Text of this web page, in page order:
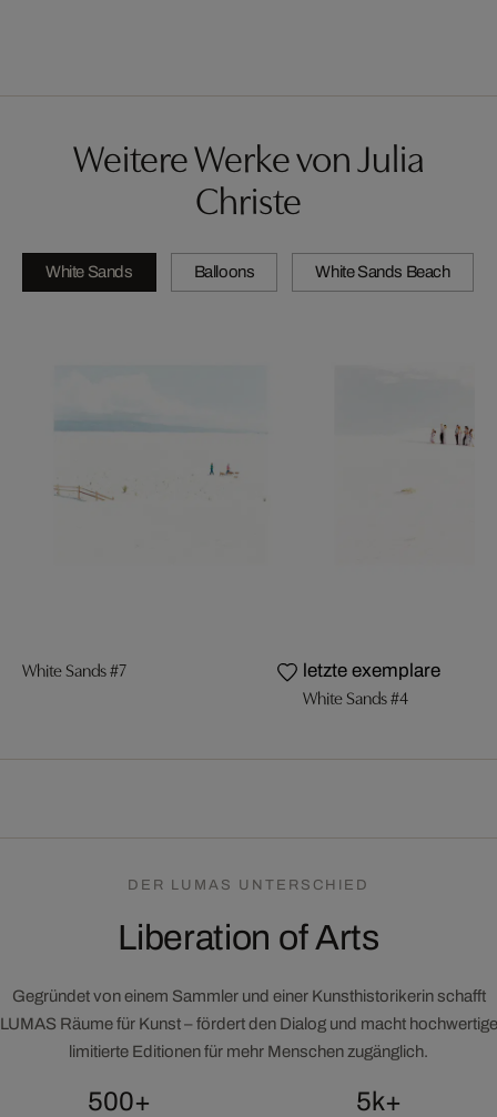
Weitere Werke von Julia
Christe
White Sands Balloons White Sands Beach
White Sands #7 letzte exemplare
White Sands #4
DER LUMAS UNTERSCHIED
Liberation of Arts
Gegründet von einem Sammler und einer Kunsthistorikerin schafft
LUMAS Räume für Kunst – fördert den Dialog und macht hochwertige
limitierte Editionen für mehr Menschen zugänglich.
500+ 5k+